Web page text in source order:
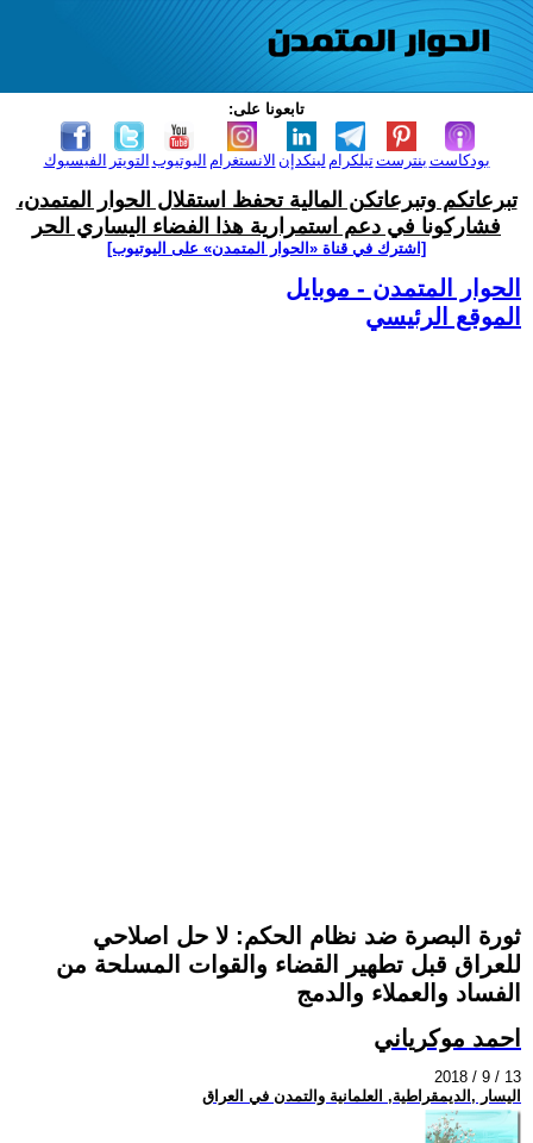
تابعونا على:
الفيسبوك التويتر اليوتيوب الانستغرام لينكدإن تيلكرامبنترست بودكاست
تبرعاتكم وتبرعاتكن المالية تحفظ استقلال الحوار المتمدن،
فشاركونا في دعم استمرارية هذا الفضاء اليساري الحر
[اشترك في قناة ‫«الحوار المتمدن» على اليوتيوب]
الحوار المتمدن - موبايل
الموقع الرئيسي
ثورة البصرة ضد نظام الحكم: لا حل اصلاحي
للعراق قبل تطهير القضاء والقوات المسلحة من
الفساد والعملاء والدمج
احمد موكرياني
2018 / 9 / 13
اليسار ,الديمقراطية, العلمانية والتمدن في العراق